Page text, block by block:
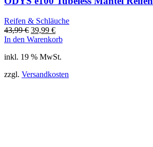
Reifen & Schläuche
43,99€ Ursprünglicher
Preis
43,99 €
39,99 €Aktueller
Preis
39,99 €.
In den Warenkorb
inkl. 19 % MwSt.
zzgl. Versandkosten